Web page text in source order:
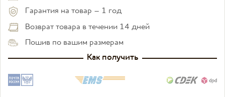
Гарантия на товар – 1 год
Возврат товара в течении 14 дней
Пошив по вашим размерам
Как получить